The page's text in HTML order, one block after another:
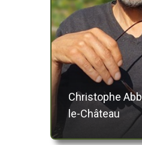
Christophe
le-Château